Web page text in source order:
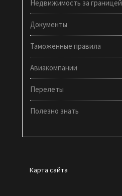
Недвижимость за границей
Документы
Таможенные правила
Авиакомпании
Перелеты
Полезно знать
Карта сайта